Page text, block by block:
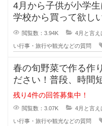
4月から子供が小学
学校から買って欲し
したが、量が多くて
閲覧数：3.94K 4月と言え
い行事・旅行や観光などの質問
春の旬野菜で作る作
ださい！普段、時間
きを作っておくこと
残り4件の回答募集中！
閲覧数：3.07K 4月と言え
い行事・旅行や観光などの質問